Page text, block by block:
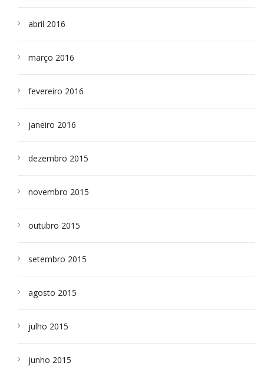
abril 2016
março 2016
fevereiro 2016
janeiro 2016
dezembro 2015
novembro 2015
outubro 2015
setembro 2015
agosto 2015
julho 2015
junho 2015